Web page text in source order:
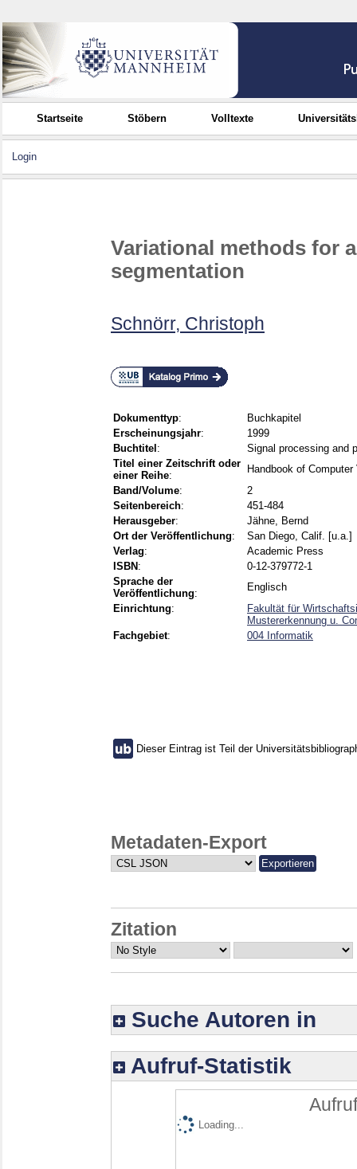
Startseite Stöbern Volltexte
Login
Variational methods for
segmentation
Schnörr, Christoph
Dokumenttyp:
Buchkapitel
Erscheinungsjahr:
1999
Buchtitel :
Signal processing and
Titel einer Zeitschrift oder
einer Reihe:
Handbook of
Band/Volume:
2
Seitenbereich:
451-484
Herausgeber:
Jähne, Bernd
Ort der Veröffentlichung:
San Diego, Calif. [u.a.]
Verlag:
Academic Press
ISBN :
0-12-379772-1
Sprache der
Veröffentlichung:
Englisch
Einrichtung:
Fakultät für
Mustererkennung u.
Fachgebiet: 004 Informatik
Dieser Eintrag ist Teil der
Metadaten-Export
Zitation
Suche Autoren in
Aufruf-Statistik
Loading...